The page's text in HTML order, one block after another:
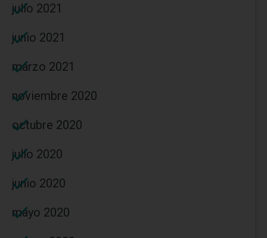
julio 2021
junio 2021
marzo 2021
noviembre 2020
octubre 2020
julio 2020
junio 2020
mayo 2020